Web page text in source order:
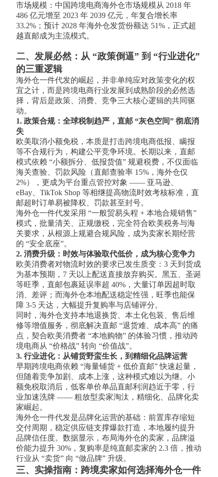
市场规模：中国跨境电商海外仓市场规模从 2018 年
486 亿元增至 2023 年 2039 亿元，年复合增长率
33.2%；预计 2028 年海外仓发货份额达 51%，正式超
越直邮成为主流模式。
二、发展必然：从 “政策倒逼” 到 “行业进化”
的三重逻辑
海外仓一件代发的崛起，并非单纯应对政策变化的权
宜之计，而是跨境电商行业发展到成熟阶段的必然选
择，背后是政策、消费、竞争三大核心逻辑的共同驱
动。
1. 政策合规：全球税制趋严，直邮 “灰色空间” 彻底消
失
欧美取消小额免税，本质是打击跨境电商低报、瞒报
等不合规行为，构建公平竞争环境。长期以来，直邮
模式依赖 “小额拆分、低报货值” 规避税费，不仅面临
海关查验、罚款风险（直邮查验率 15%，海外仓仅
2%），更成为平台重点管控对象 —— 亚马逊、
eBay、TikTok Shop 等相继提高物流时效考核标准，直
邮超时订单易被降权、罚款甚至封号。
海外仓一件代发采用 “一般贸易头程 + 本地合规销售”
模式，批量清关、正规缴税，完全符合欧美税务与海
关要求，从根源上规避合规风险，成为卖家长期经营
的 “安全底座”。
2. 消费升级：时效与体验取代低价，成为核心竞争力
欧美消费者对物流时效的要求已发生质变：3 天到货成
为基本预期，7 天以上配送直接放弃购买。黑五、圣诞
等旺季，直邮包裹延误率超 40%，大量订单因超时取
消、差评；而海外仓本地配送稳定性强，旺季也能保
障 3-5 天达，大幅提升复购率与店铺评分。
同时，海外仓支持本地退换货、本土化包装、售后维
修等增值服务，彻底解决直邮 “退货难、成本高” 的痛
点，契合欧美消费者 “本地购物” 的体验习惯，推动跨
境电商从 “价格战” 转向 “价值战”。
3. 行业进化：从铺货野蛮生长，到精细化品牌运营
早期跨境电商依赖 “海量铺货 + 低价直邮” 快速起量，
但随着竞争加剧、成本上涨，这种模式难以为继。小
额免税取消后，低客单价单品直邮利润趋近于零，行
业加速洗牌 —— 粗放型卖家淘汰，精细化、品牌化卖
家崛起。
海外仓一件代发是品牌化运营的基础：前置库存缩短
交付周期，稳定供应链支撑爆款打造，本地履约提升
品牌信任度。数据显示，布局海外仓的卖家，品牌溢
价能力提升 30%，复购率是纯直邮卖家的 2.3 倍，推动
行业从 “卖货” 向 “做品牌” 升级。
三、实操指南：跨境卖家如何选择海外仓一件